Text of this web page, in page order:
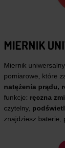
MIERNIK
Miernik
pomiarowe, które
natężenia prądu,
funkcje: ręczna
czytelny,
znajdziesz baterie,